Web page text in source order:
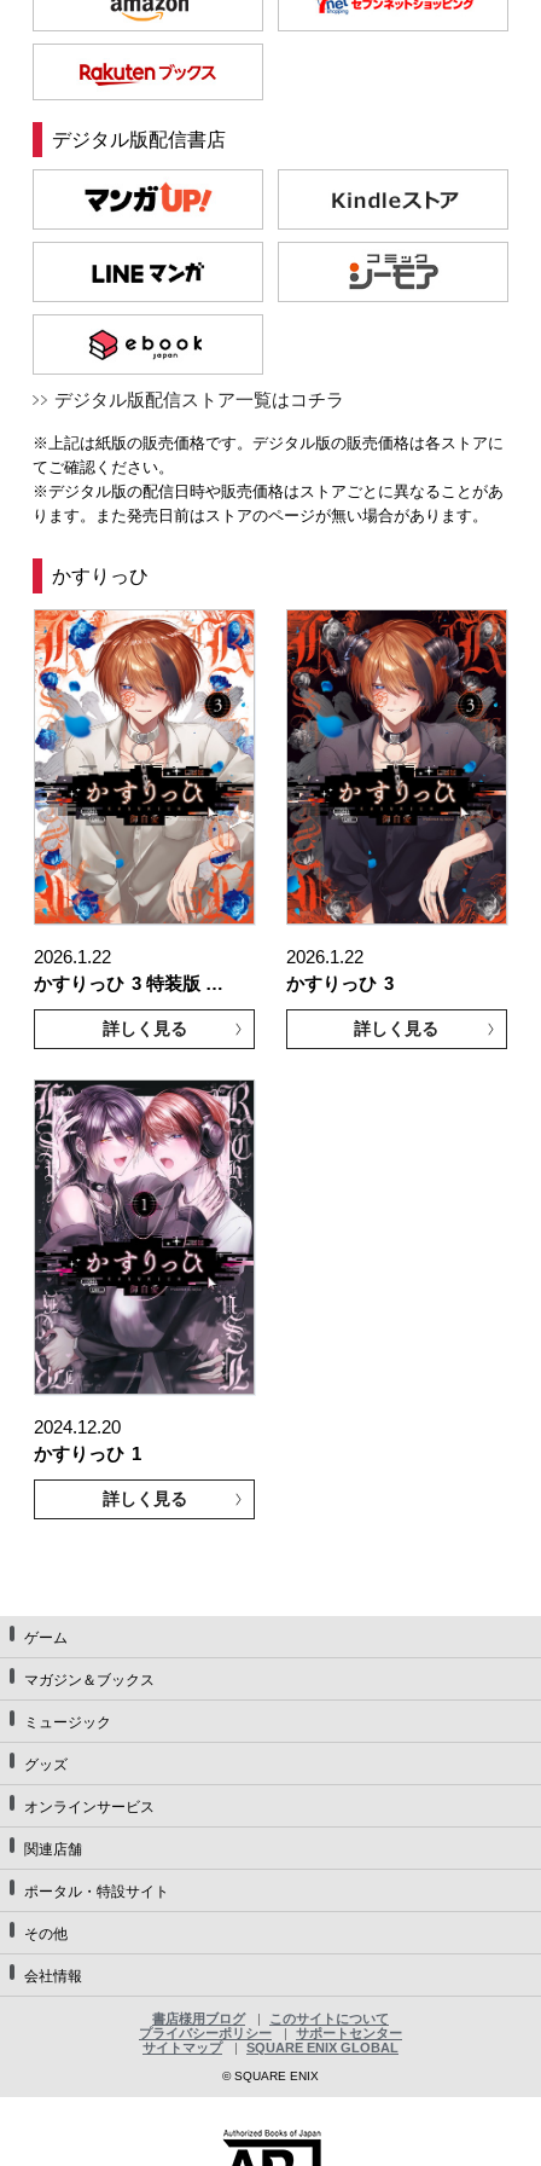
デジタル版配信書店
デジタル版配信ストア一覧はコチラ
※上記は紙版の販売価格です。デジタル版の販売価格は各ストアに
てご確認ください。
※デジタル版の配信日時や販売価格はストアごとに異なることがあ
ります。また発売日前はストアのページが無い場合があります。
かすりっひ
2026.1.22
かすりっひ 3 特装版 …
詳しく見る
2026.1.22
かすりっひ 3
詳しく見る
2024.12.20
かすりっひ 1
詳しく見る
ゲーム
マガジン＆ブックス
ミュージック
グッズ
オンラインサービス
関連店舗
ポータル・特設サイト
その他
会社情報
書店様用ブログ
このサイトについて
プライバシーポリシー
サポートセンター
サイトマップ
SQUARE ENIX GLOBAL
© SQUARE ENIX